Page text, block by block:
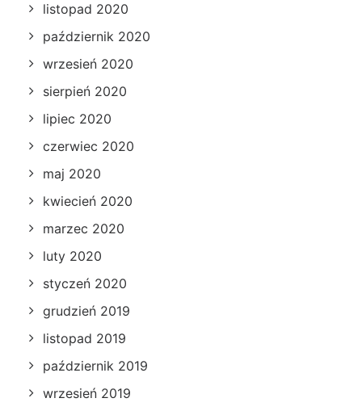
listopad 2020
październik 2020
wrzesień 2020
sierpień 2020
lipiec 2020
czerwiec 2020
maj 2020
kwiecień 2020
marzec 2020
luty 2020
styczeń 2020
grudzień 2019
listopad 2019
październik 2019
wrzesień 2019